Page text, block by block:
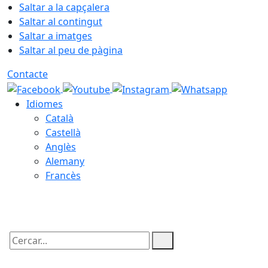
Saltar a la capçalera
Saltar al contingut
Saltar a imatges
Saltar al peu de pàgina
Contacte
Idiomes
Català
Castellà
Anglès
Alemany
Francès
Cercar: